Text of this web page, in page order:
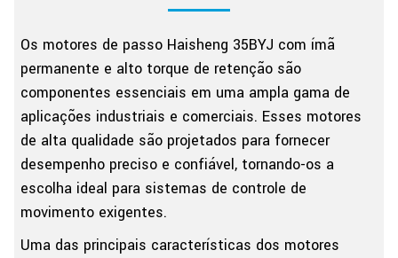
Os motores de passo Haisheng 35BYJ com ímã
permanente e alto torque de retenção são
componentes essenciais em uma ampla gama de
aplicações industriais e comerciais. Esses motores
de alta qualidade são projetados para fornecer
desempenho preciso e confiável, tornando-os a
escolha ideal para sistemas de controle de
movimento exigentes.
Uma das principais características dos motores